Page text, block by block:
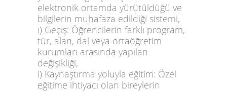
elektronik ortamda yürütüldüğü ve
bilgilerin muhafaza edildiği sistemi,
ı) Geçiş: Öğrencilerin farklı program,
tür, alan, dal veya ortaöğretim
kurumları arasında yapılan
değişikliği,
i) Kaynaştırma yoluyla eğitim: Özel
eğitime ihtiyacı olan bireylerin